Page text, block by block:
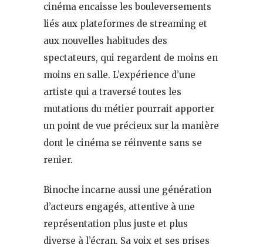
cinéma encaisse les bouleversements
liés aux plateformes de streaming et
aux nouvelles habitudes des
spectateurs, qui regardent de moins en
moins en salle. L’expérience d’une
artiste qui a traversé toutes les
mutations du métier pourrait apporter
un point de vue précieux sur la manière
dont le cinéma se réinvente sans se
renier.
Binoche incarne aussi une génération
d’acteurs engagés, attentive à une
représentation plus juste et plus
diverse à l’écran. Sa voix et ses prises